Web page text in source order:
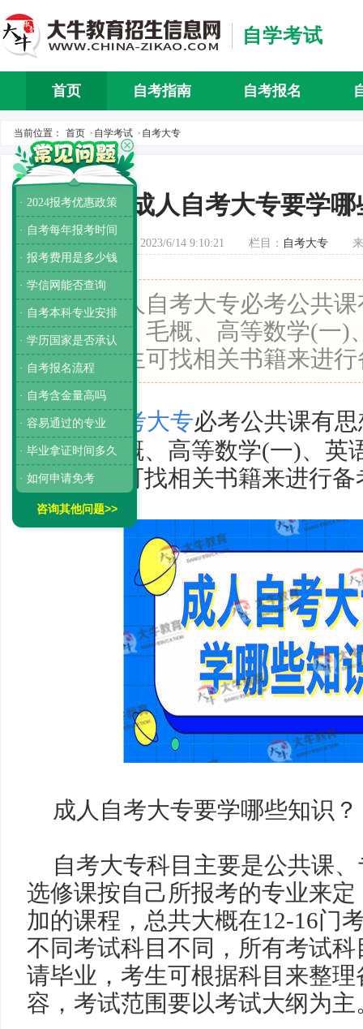
自学考试
首页 自考指南 自考报名
当前位置： 首页 > 自学考试 > 自考大专
成人自考大专要学
发布时间：2023/6/14 9:10:21 栏目： 自考大专
导读：成人自考大专必考公共
法律基础、毛概、高等数学(一)
文等，考生可找相关书籍来进
成人自考大专必考公共课有
基础、毛概、高等数学(一)、英
等，考生可找相关书籍来进行备
成人自考大专要学哪些知识？
自考大专科目主要是公共课
选修课按自己所报考的专业来
加的课程，总共大概在12-16门
不同考试科目不同，所有考试
请毕业，考生可根据科目来整
容，考试范围要以考试大纲为主
· 2024报考优惠政策
· 自考每年报考时间
· 报考费用是多少钱
· 学信网能否查询
· 自考本科专业安排
· 学历国家是否承认
· 自考报名流程
· 自考含金量高吗
· 容易通过的专业
· 毕业拿证时间多久
· 如何申请免考
咨询其他问题>>